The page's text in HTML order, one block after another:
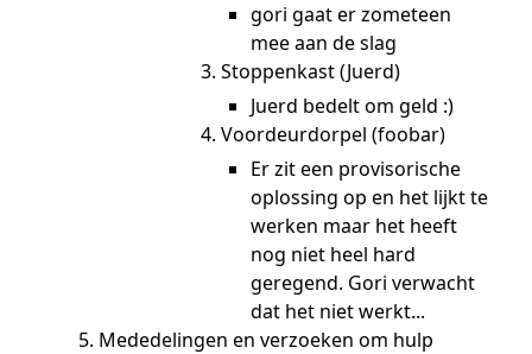
gori gaat er zometeen
mee aan de slag
Stoppenkast (Juerd)
Juerd bedelt om geld :)
Voordeurdorpel (foobar)
Er zit een provisorische
oplossing op en het lijkt te
werken maar het heeft
nog niet heel hard
geregend. Gori verwacht
dat het niet werkt...
Mededelingen en verzoeken om hulp